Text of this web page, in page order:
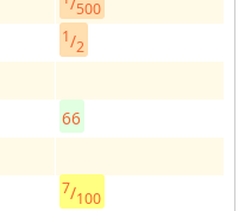
500
1/2
66
7/100